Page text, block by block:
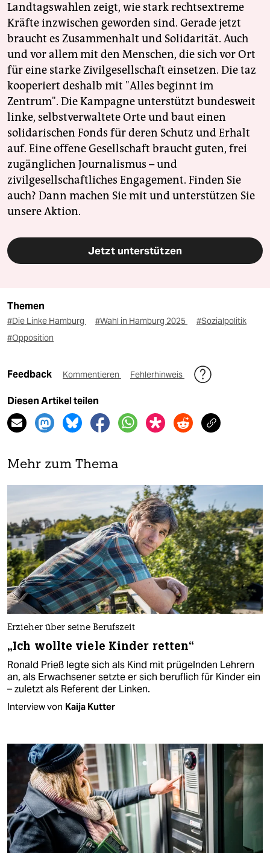
Landtagswahlen zeigt, wie stark rechtsextreme
Kräfte inzwischen geworden sind. Gerade jetzt
braucht es Zusammenhalt und Solidarität. Auch
und vor allem mit den Menschen, die sich vor Ort
für eine starke Zivilgesellschaft einsetzen. Die taz
kooperiert deshalb mit "Alles beginnt im
Zentrum". Die Kampagne unterstützt bundesweit
linke, selbstverwaltete Orte und baut einen
solidarischen Fonds für deren Schutz und Erhalt
auf. Eine offene Gesellschaft braucht guten, frei
zugänglichen Journalismus – und
zivilgesellschaftliches Engagement. Finden Sie
auch? Dann machen Sie mit und unterstützen Sie
unsere Aktion.
Jetzt unterstützen
Themen
#Die Linke Hamburg #Wahl in Hamburg 2025
#Sozialpolitik
#Opposition
Feedback Kommentieren Fehlerhinweis
Diesen Artikel teilen
Mehr zum Thema
Erzieher über seine Berufszeit
„Ich wollte viele Kinder retten“
Ronald Prieß legte sich als Kind mit prügelnden Lehrern
an, als Erwachsener setzte er sich beruflich für Kinder ein
– zuletzt als Referent der Linken.
Interview von Kaija Kutter